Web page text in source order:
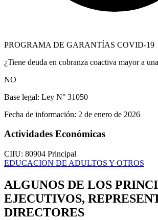
PROGRAMA DE GARANTÍAS COVID-19
¿Tiene deuda en cobranza coactiva mayor a
NO
Base legal: Ley N° 31050
Fecha de información: 2 de enero de 2026
Actividades Económicas
CIIU: 80904 Principal
EDUCACION DE ADULTOS Y OTROS
ALGUNOS DE LOS
EJECUTIVOS,
DIRECTORES